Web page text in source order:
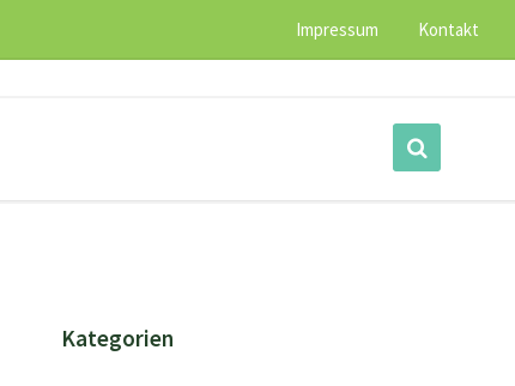
Impressum Kontakt
Kategorien